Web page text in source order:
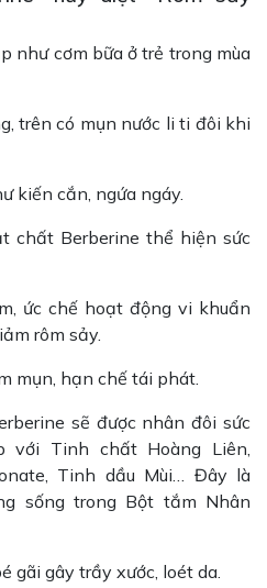
như cơm bữa ở trẻ trong mùa
trên có mụn nước li ti đôi khi
kiến cắn, ngứa ngáy.
chất Berberine thể hiện sức
ức chế hoạt động vi khuẩn
rôm sảy.
mụn, hạn chế tái phát.
sẽ được nhân đôi sức
với Tinh chất Hoàng Liên,
Tinh dầu Mùi… Đây là
sống trong Bột tắm Nhân
gãi gây trầy xước, loét da.